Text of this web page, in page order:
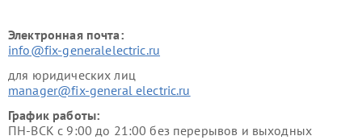
Электронная почта:
info@fix-generalelectric.ru
для юридических лиц
manager@fix-general electric.ru
График работы:
ПН-ВСК с 9:00 до 21:00 без перерывов и выходных